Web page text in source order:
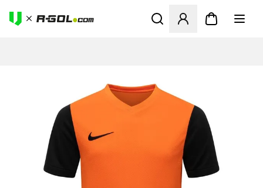
Odpre Modal za prijavo ali